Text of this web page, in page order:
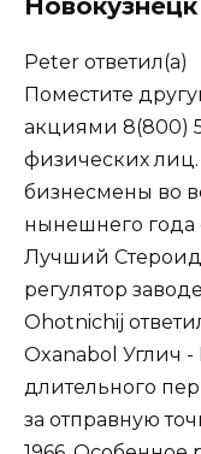
Peter ответил(а)
Поместите
акциями 8(800)
физических
бизнесмены во
нынешнего года
Лучший
регулятор
Ohotnichij
Oxanabol Углич -
длительного
за отправную